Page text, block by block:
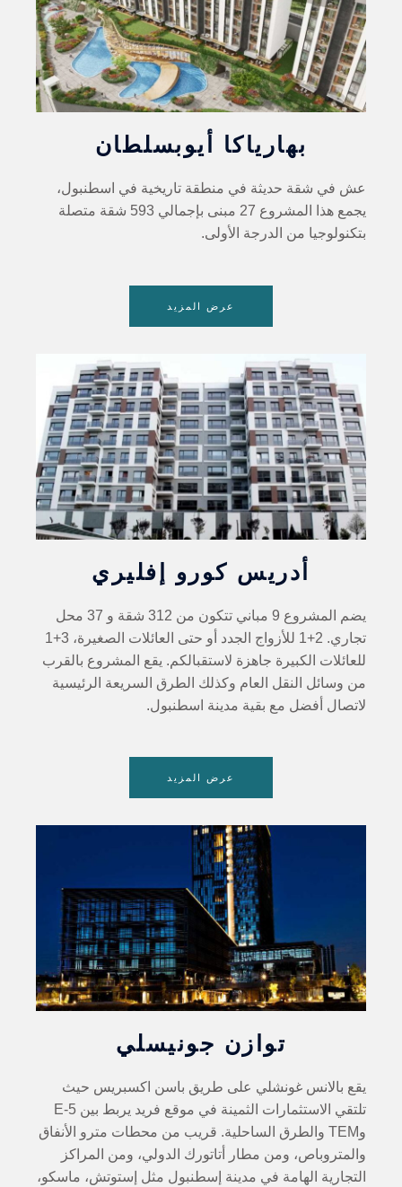
بهارياكا أيوبسلطان
عش في شقة حديثة في منطقة تاريخية في اسطنبول،
يجمع هذا المشروع 27 مبنى بإجمالي 593 شقة متصلة
بتكنولوجيا من الدرجة الأولى.
عرض المزيد
أدريس كورو إفليري
يضم المشروع 9 مباني تتكون من 312 شقة و 37 محل
تجاري. 2+1 للأزواج الجدد أو حتى العائلات الصغيرة، 3+1
للعائلات الكبيرة جاهزة لاستقبالكم. يقع المشروع بالقرب
من وسائل النقل العام وكذلك الطرق السريعة الرئيسية
لاتصال أفضل مع بقية مدينة اسطنبول.
عرض المزيد
توازن جونيسلي
يقع بالانس غونشلي على طريق باسن اكسبريس حيث
تلتقي الاستثمارات الثمينة في موقع فريد يربط بين E-5
وTEM والطرق الساحلية. قريب من محطات مترو الأنفاق
والمتروباص، ومن مطار أتاتورك الدولي، ومن المراكز
التجارية الهامة في مدينة إسطنبول مثل إستوتش، ماسكو،